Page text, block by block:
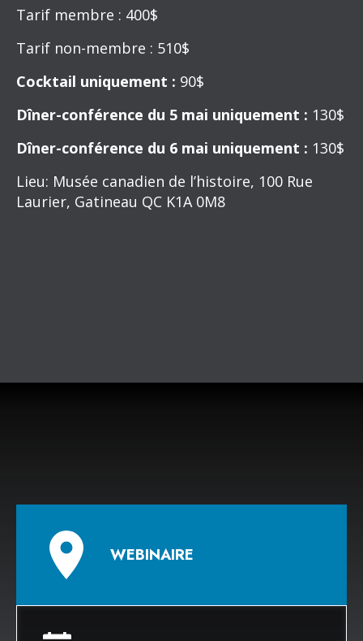
Tarif membre : 400$
Tarif non-membre : 510$
Cocktail uniquement : 90$
Dîner-conférence du 5 mai uniquement : 130$
Dîner-conférence du 6 mai uniquement : 130$
Lieu: Musée canadien de l’histoire, 100 Rue
Laurier, Gatineau QC K1A 0M8
WEBINAIRE